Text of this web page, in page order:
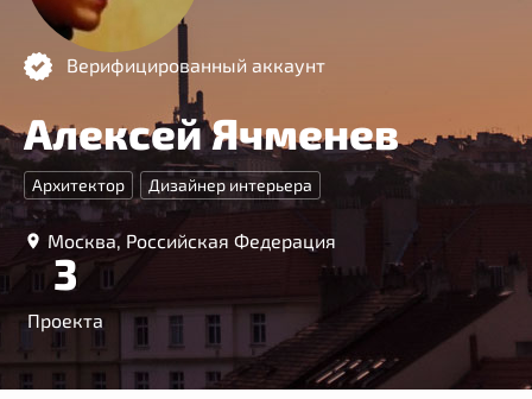
Верифицированный аккаунт
Алексей Ячменев
Архитектор Дизайнер интерьера
Москва, Российская Федерация
3
Проекта